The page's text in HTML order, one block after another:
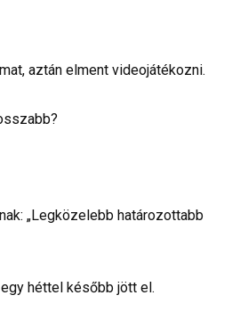
aztán elment videojátékozni.
„Legközelebb határozottabb
héttel később jött el.